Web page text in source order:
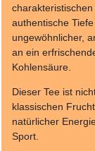
authentische
ungewöhnlicher,
an ein
Kohlensäure.
Dieser Tee ist
klassischen
natürlicher
Sport.